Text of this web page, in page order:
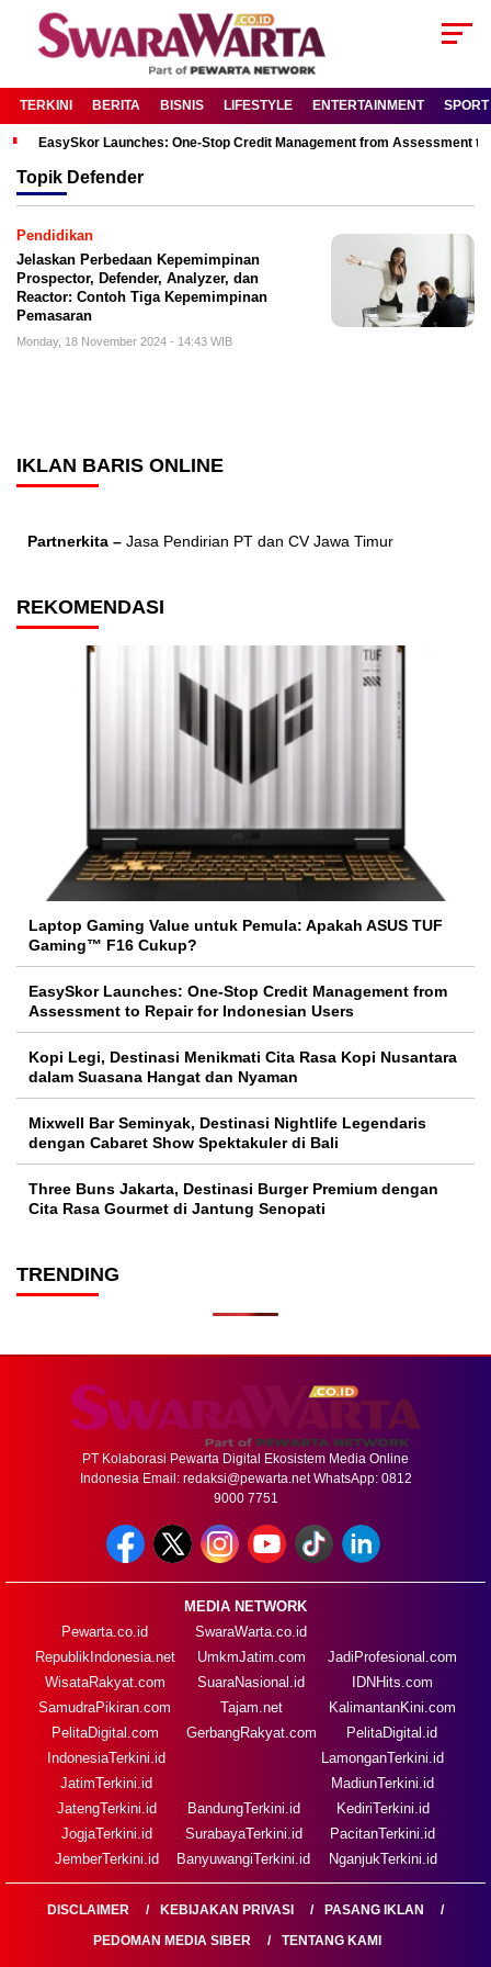
TERKINI BERITA BISNIS LIFESTYLE ENTERTAINMENT SPORT
EasySkor Launches: One-Stop Credit Management from Assessment
Topik Defender
Pendidikan
Jelaskan Perbedaan Kepemimpinan
Prospector, Defender, Analyzer, dan
Reactor: Contoh Tiga Kepemimpinan
Pemasaran
Monday, 18 November 2024 - 14:43 WIB
IKLAN BARIS ONLINE
Partnerkita – Jasa Pendirian PT dan CV Jawa Timur
REKOMENDASI
Laptop Gaming Value untuk Pemula: Apakah ASUS TUF
Gaming™ F16 Cukup?
EasySkor Launches: One-Stop Credit Management from
Assessment to Repair for Indonesian Users
Kopi Legi, Destinasi Menikmati Cita Rasa Kopi Nusantara
dalam Suasana Hangat dan Nyaman
Mixwell Bar Seminyak, Destinasi Nightlife Legendaris
dengan Cabaret Show Spektakuler di Bali
Three Buns Jakarta, Destinasi Burger Premium dengan
Cita Rasa Gourmet di Jantung Senopati
TRENDING
PT Kolaborasi Pewarta Digital Ekosistem Media Online
Indonesia Email: redaksi@pewarta.netWhatsApp: 0812
9000 7751
MEDIA NETWORK
Pewarta.co.id
RepublikIndonesia.net
WisataRakyat.com
SamudraPikiran.com
PelitaDigital.com
SwaraWarta.co.id
UmkmJatim.com
SuaraNasional.id
Tajam.net
GerbangRakyat.com
JadiProfesional.com
IDNHits.com
KalimantanKini.com
PelitaDigital.id
IndonesiaTerkini.id
JatimTerkini.id
JatengTerkini.id
JogjaTerkini.id
JemberTerkini.id
BandungTerkini.id
SurabayaTerkini.id
BanyuwangiTerkini.id
LamonganTerkini.id
MadiunTerkini.id
KediriTerkini.id
PacitanTerkini.id
NganjukTerkini.id
DISCLAIMER KEBIJAKAN PRIVASI
PASANG IKLAN
PEDOMAN MEDIA SIBER
TENTANG KAMI